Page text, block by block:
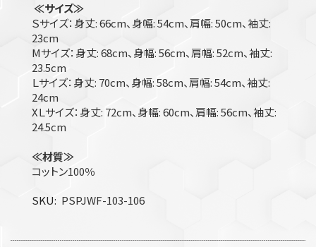
≪サイズ≫
Ｓサイズ：身丈: 66cm、身幅: 54cm、肩幅: 50cm、袖丈:
23cm
Mサイズ：身丈: 68cm、身幅: 56cm、肩幅: 52cm、袖丈:
23.5cm
Ｌサイズ：身丈: 70cm、身幅: 58cm、肩幅: 54cm、袖丈:
24cm
XＬサイズ：身丈: 72cm、身幅: 60cm、肩幅: 56cm、袖丈:
24.5cm
≪材質≫
コットン100％
SKU PSPJWF-103-106